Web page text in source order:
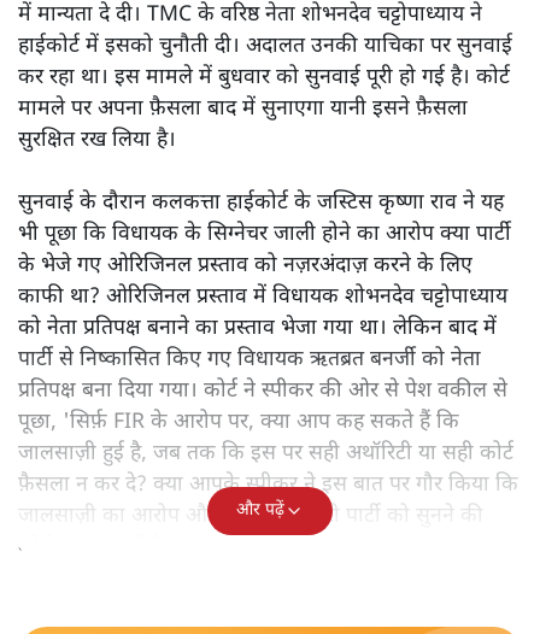
में मान्यता दे दी। TMC के वरिष्ठ नेता शोभनदेव चट्टोपाध्याय ने
हाईकोर्ट में इसको चुनौती दी। अदालत उनकी याचिका पर सुनवाई
कर रहा था। इस मामले में बुधवार को सुनवाई पूरी हो गई है। कोर्ट
मामले पर अपना फ़ैसला बाद में सुनाएगा यानी इसने फ़ैसला
सुरक्षित रख लिया है।
सुनवाई के दौरान कलकत्ता हाईकोर्ट के जस्टिस कृष्णा राव ने यह
भी पूछा कि विधायक के सिग्नेचर जाली होने का आरोप क्या पार्टी
के भेजे गए ओरिजिनल प्रस्ताव को नज़रअंदाज़ करने के लिए
काफी था? ओरिजिनल प्रस्ताव में विधायक शोभनदेव चट्टोपाध्याय
को नेता प्रतिपक्ष बनाने का प्रस्ताव भेजा गया था। लेकिन बाद में
पार्टी से निष्कासित किए गए विधायक ऋतब्रत बनर्जी को नेता
प्रतिपक्ष बना दिया गया। कोर्ट ने स्पीकर की ओर से पेश वकील से
पूछा, 'सिर्फ़ FIR के आरोप पर, क्या आप कह सकते हैं कि
जालसाज़ी हुई है, जब तक कि इस पर सही अथॉरिटी या सही कोर्ट
फ़ैसला न कर दे? क्या आपके स्पीकर ने इस बात पर गौर किया कि
जालसाज़ी का आरोप और FIR है तो दूसरी पार्टी को सुनने की
कोई ज़रूरत नहीं है?'
और पढ़ें